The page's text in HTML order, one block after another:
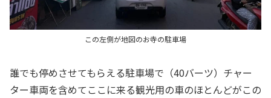
この左側が地図のお寺の駐車場
誰でも停めさせてもらえる駐車場で（40バーツ）チャー
ター車両を含めてここに来る観光用の車のほとんどがこの